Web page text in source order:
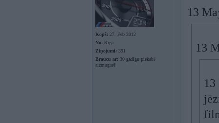
Kopš: 27. Feb 2012
No: Rīga
Ziņojumi: 391
Braucu ar: 30 gadīgu piekabi
aizmugurē
13
13